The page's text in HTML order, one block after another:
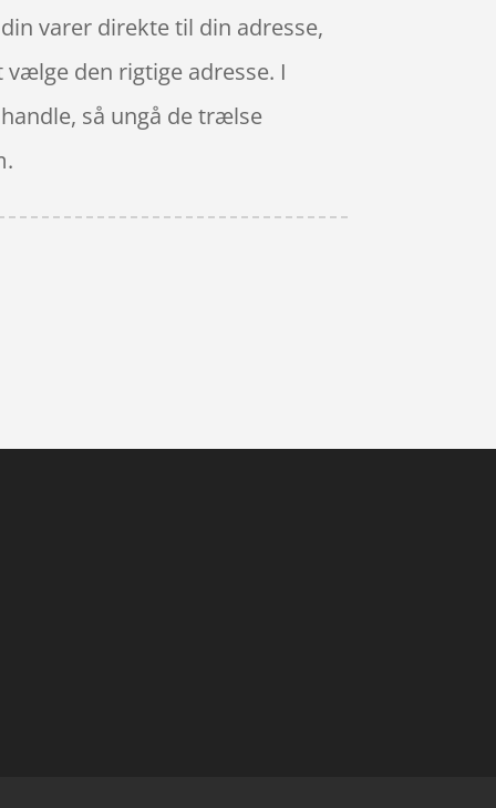
varer direkte til din adresse,
den rigtige adresse. I
så ungå de trælse